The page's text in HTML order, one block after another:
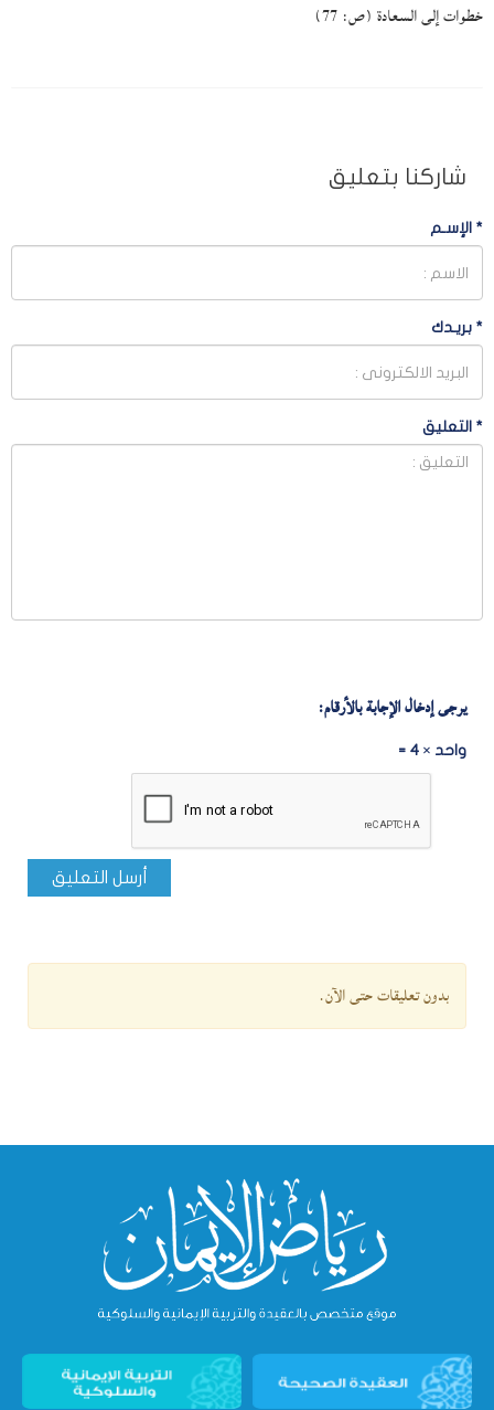
خطوات إلى السعادة (ص: 77)
شاركنا بتعليق
* الإسـم
* بريـدك
* التعليق
يرجى إدخال الإجابة بالأرقام:
واحد × 4 =
أرسل التعليق
بدون تعليقات حتى الآن.